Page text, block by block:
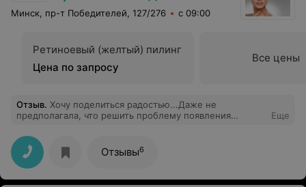
Минск, пр-т Победителей, 127/276 с 09:00
Ретиноевый (желтый) пилинг
Цена по запросу
Все цены
Отзыв. Хочу поделиться радостью...Даже не
предполагала, что решить проблему появления
операций, просто с помощью лазера. А точнее
лазерным комплексом Мультилайн с применением
технологии омоложения РекоСМА. Процедура
оказалась совершенно безболезненной, а главное
эффективной. Результат заметен буквально на
Еще
Отзывы6